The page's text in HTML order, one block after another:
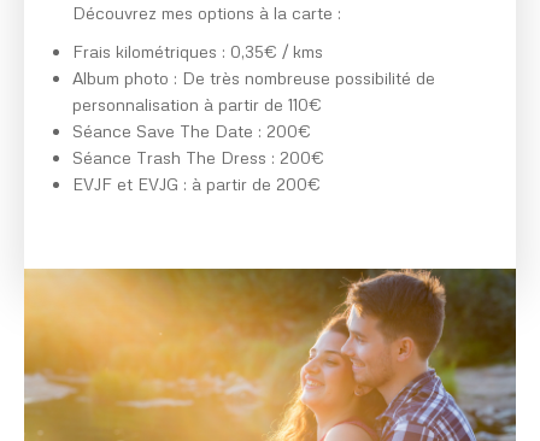
Découvrez mes options à la carte :
Frais kilométriques : 0,35€ / kms
Album photo : De très nombreuse possibilité de
personnalisation à partir de 110€
Séance Save The Date : 200€
Séance Trash The Dress : 200€
EVJF et EVJG : à partir de 200€